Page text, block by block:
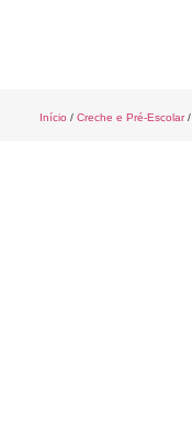
Início / Creche e Pré-Escolar/